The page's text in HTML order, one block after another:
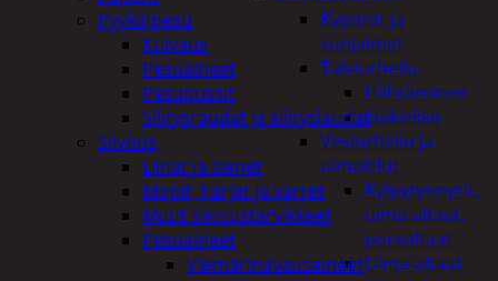
Kypärät ja
suojaimet
Talviurheilu
Hiihtäminen
Jääkiekko
Vesiurheilu ja
uimalelut
Kylpytynnyrit,
uima-altaat,
porealtaat
Uima-altaat
Pyykinpesu
Kuivaus
Pesuaineet
Pesupussit
Silitysraudat ja silityslaudat
Siivous
Liinat ja sienet
Mopit, harjat ja varret
Muut siivoustarvikkeet
Pesuaineet
Viemärinavausaineet